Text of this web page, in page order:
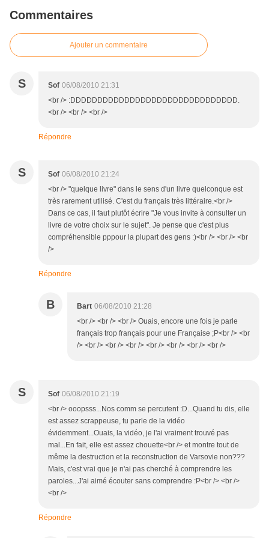
Commentaires
Ajouter un commentaire
S Sof 06/08/2010 21:31
<br /> :DDDDDDDDDDDDDDDDDDDDDDDDDDDDDDD.
<br /> <br /> <br />
Répondre
S Sof 06/08/2010 21:24
<br /> "quelque livre" dans le sens d'un livre quelconque est
très rarement utilisé. C'est du français très littéraire.<br />
Dans ce cas, il faut plutôt écrire "Je vous invite à consulter un
livre de votre choix sur le sujet". Je pense que c'est plus
compréhensible pppour la plupart des gens :)<br /> <br /> <br
/>
Répondre
B Bart 06/08/2010 21:28
<br /> <br /> <br /> Ouais, encore une fois je parle
français trop français pour une Française ;P<br /> <br
/> <br /> <br /> <br /> <br /> <br /> <br /> <br />
S Sof 06/08/2010 21:19
<br /> ooopsss...Nos comm se percutent :D...Quand tu dis, elle
est assez scrappeuse, tu parle de la vidéo
évidemment...Ouais, la vidéo, je l'ai vraiment trouvé pas
mal...En fait, elle est assez chouette<br /> et montre tout de
même la destruction et la reconstruction de Varsovie non???
Mais, c'est vrai que je n'ai pas cherché à comprendre les
paroles...J'ai aimé écouter sans comprendre :P<br /> <br />
<br />
Répondre